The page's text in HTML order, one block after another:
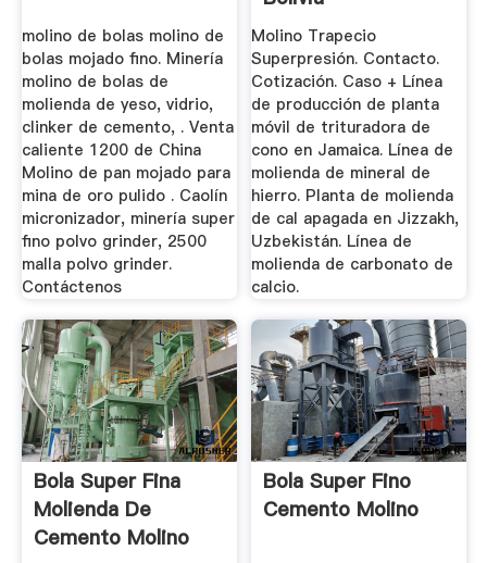
molino de bolas molino de
bolas mojado fino. Minería
molino de bolas de
molienda de yeso, vidrio,
clinker de cemento, . Venta
caliente 1200 de China
Molino de pan mojado para
mina de oro pulido . Caolín
micronizador, minería super
fino polvo grinder, 2500
malla polvo grinder.
Contáctenos
Molino Trapecio
Superpresión. Contacto.
Cotización. Caso + Línea
de producción de planta
móvil de trituradora de
cono en Jamaica. Línea de
molienda de mineral de
hierro. Planta de molienda
de cal apagada en Jizzakh,
Uzbekistán. Línea de
molienda de carbonato de
calcio.
Bola Super Fina
Molienda De
Cemento Molino
Bola Super Fino
Cemento Molino